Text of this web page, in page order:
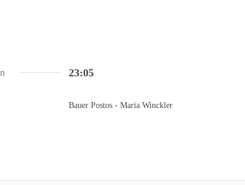
23:05
Bauer Postos - Maria Winckler